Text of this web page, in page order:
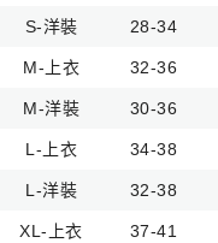
S-洋裝 28-34
M-上衣 32-36
M-洋裝 30-36
L-上衣 34-38
L-洋裝 32-38
XL-上衣 37-41